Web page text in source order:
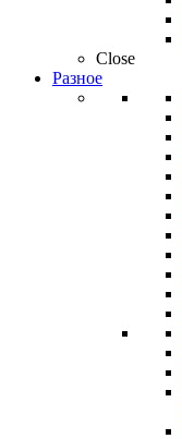
Close
Разное